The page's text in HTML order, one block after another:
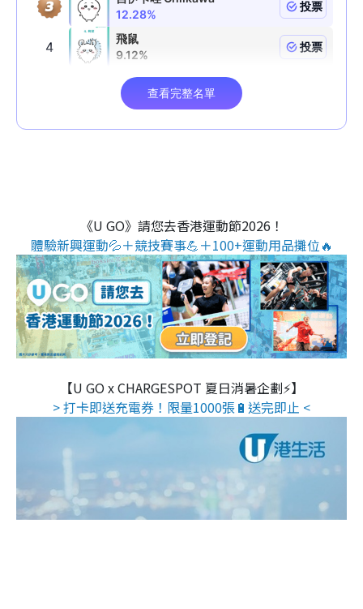
《U GO》請您去香港運動節2026！
體驗新興運動💦＋競技賽事💪＋100+運動用品攤位🔥
【U GO x CHARGESPOT 夏日消暑企劃⚡】
> 打卡即送充電券！限量1000張🔋送完即止 <